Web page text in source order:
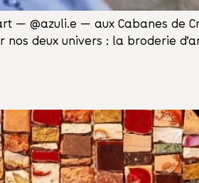
— @azuli.e — aux Cabanes de
nos deux univers : la broderie